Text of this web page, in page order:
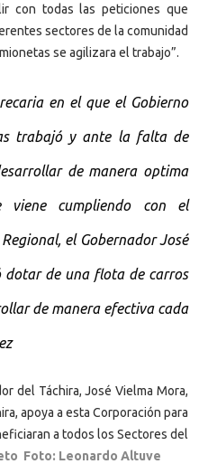
con todas las peticiones que
sectores de la comunidad
se agilizara el trabajo”.
en el que el Gobierno
trabajó y ante la falta de
de manera optima
cumpliendo con el
el Gobernador José
dotar de una flota de carros
de manera efectiva cada
del Táchira, José Vielma Mora,
apoya a esta Corporación para
a todos los Sectores del
Foto: Leonardo Altuve